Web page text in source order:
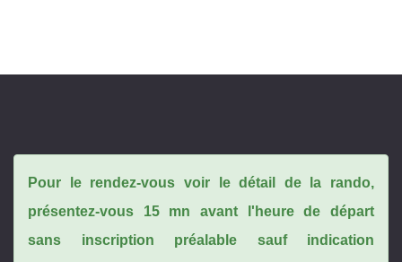
Pour le rendez-vous voir le détail de la rando,
présentez-vous 15 mn avant l'heure de départ
sans inscription préalable sauf indication